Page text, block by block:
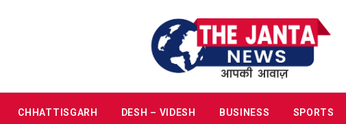
CHHATTISGARH DESH – VIDESH BUSINESS SPORTS